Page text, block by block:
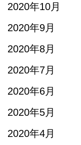
2020年10月
2020年9月
2020年8月
2020年7月
2020年6月
2020年5月
2020年4月